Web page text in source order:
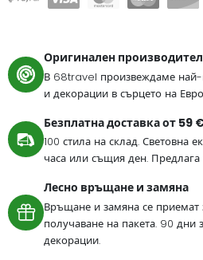
Оригинален производител
В 68travel произвеждаме
и декорации в сърцето на
Безплатна доставка от 59
100 стила на склад. Световна
часа или същия ден. Предлага
Лесно връщане и замяна
Връщане и замяна се приемат
получаване на пакета. 90 дни
декорации.